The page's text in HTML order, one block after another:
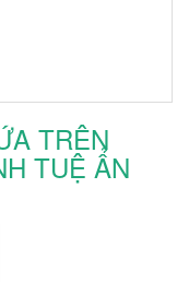
TRÊN
TUỆ ẨN